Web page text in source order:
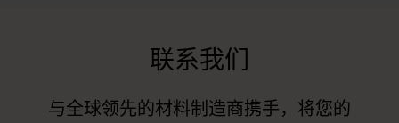
联系我们
与全球领先的材料制造商携手，将您的